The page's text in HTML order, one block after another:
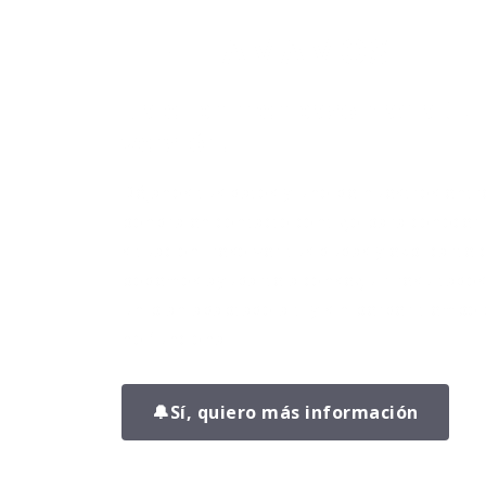
🔔Sí, quiero más información